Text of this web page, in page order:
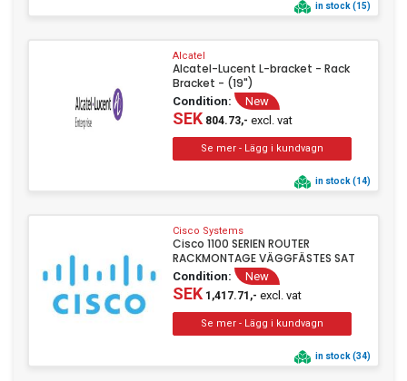
in stock (15)
Alcatel
Alcatel-Lucent L-bracket - Rack
Bracket - (19")
Condition: New
SEK804.73,- excl. vat
in stock (14)
Cisco Systems
Cisco 1100 SERIEN ROUTER
RACKMONTAGE VÄGGFÄSTES SAT
Condition: New
SEK1,417.71,- excl. vat
in stock (34)